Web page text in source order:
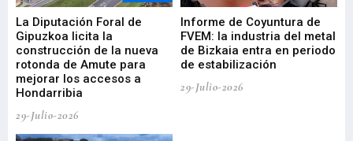
La Diputación Foral de
Gipuzkoa licita la
construcción de la nueva
rotonda de Amute para
mejorar los accesos a
Hondarribia
29-Julio-2026
Informe de Coyuntura de
FVEM: la industria del metal
de Bizkaia entra en periodo
de estabilización
29-Julio-2026